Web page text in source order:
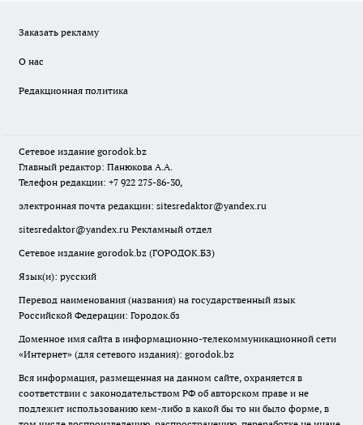
Заказать рекламу
О нас
Редакционная политика
Сетевое издание gorodok.bz
Главный редактор: Панюкова А.А.
Телефон редакции: +7 922 275-86-30,
электронная почта редакции: sitesredaktor@yandex.ru
sitesredaktor@yandex.ru Рекламный отдел
Сетевое издание gorodok.bz (ГОРОДОК.БЗ)
Язык(и): русский
Перевод наименования (названия) на государственный язык
Российской Федерации: Городок.бз
Доменное имя сайта в информационно-телекоммуникационной сети
«Интернет» (для сетевого издания): gorodok.bz
Вся информация, размещенная на данном сайте, охраняется в
соответствии с законодательством РФ об авторском праве и не
подлежит использованию кем-либо в какой бы то ни было форме, в